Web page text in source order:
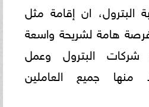
البترول، ان إقامة مثل
هامة لشريحة واسعة
البترول وعمل
جميع العاملين